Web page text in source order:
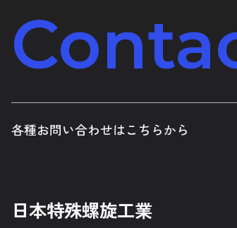
各種お問い合わせはこちらから
日本特殊螺旋工業